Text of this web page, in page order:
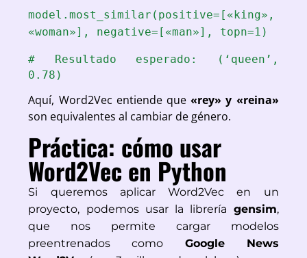
model.most_similar(positive=[«king»,
«woman»], negative=[«man»], topn=1)
# Resultado esperado: (‘queen’,
0.78)
Aquí, Word2Vec entiende que«rey» y «reina»
son equivalentes al cambiar de género.
Práctica: cómo usar
Word2Vec en Python
Si queremos aplicar Word2Vec en un
proyecto, podemos usar la librería gensim,
que nos permite cargar modelos
preentrenados como Google News